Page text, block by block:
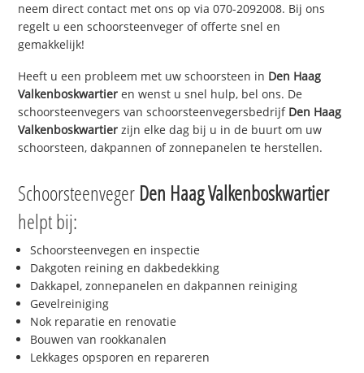
neem direct contact met ons op via 070-2092008. Bij ons
regelt u een schoorsteenveger of offerte snel en
gemakkelijk!
Heeft u een probleem met uw schoorsteen in Den Haag
Valkenboskwartier en wenst u snel hulp, bel ons. De
schoorsteenvegers van schoorsteenvegersbedrijf Den Haag
Valkenboskwartier zijn elke dag bij u in de buurt om uw
schoorsteen, dakpannen of zonnepanelen te herstellen.
Schoorsteenveger Den Haag Valkenboskwartier
helpt bij:
Schoorsteenvegen en inspectie
Dakgoten reining en dakbedekking
Dakkapel, zonnepanelen en dakpannen reiniging
Gevelreiniging
Nok reparatie en renovatie
Bouwen van rookkanalen
Lekkages opsporen en repareren